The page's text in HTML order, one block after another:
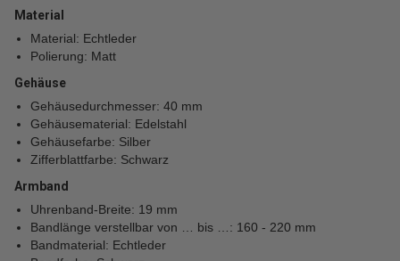
Material
Material: Echtleder
Polierung: Matt
Gehäuse
Gehäusedurchmesser: 40 mm
Gehäusematerial: Edelstahl
Gehäusefarbe: Silber
Zifferblattfarbe: Schwarz
Armband
Uhrenband-Breite: 19 mm
Bandlänge verstellbar von … bis …: 160 - 220 mm
Bandmaterial: Echtleder